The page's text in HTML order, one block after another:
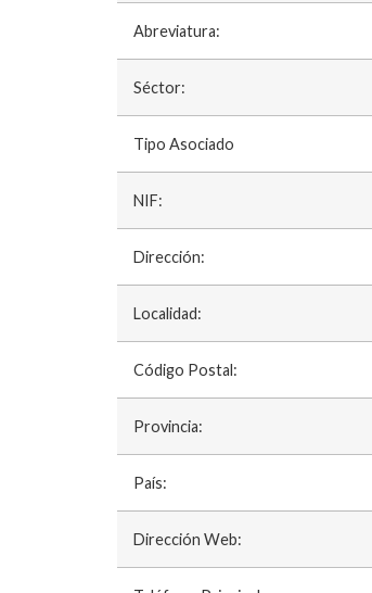
Abreviatura:
Séctor:
Tipo Asociado
NIF:
Dirección:
Localidad:
Código Postal:
Provincia:
País:
Dirección Web: